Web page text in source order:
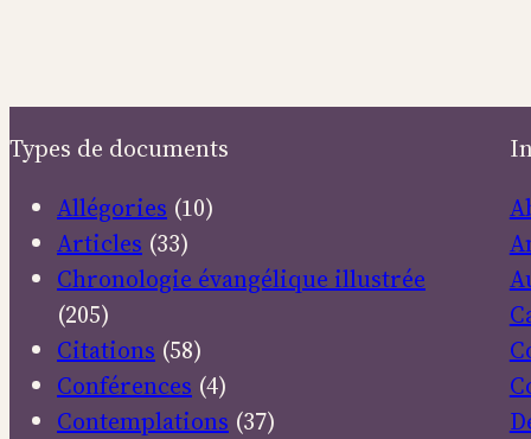
Types de documents
Allégories (10)
Articles (33)
Chronologie évangélique illustrée
(205)
Citations (58)
Conférences (4)
Contemplations (37)